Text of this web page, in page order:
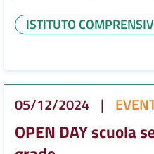
ISTITUTO
05/12/2024 |
OPEN DAY scuola